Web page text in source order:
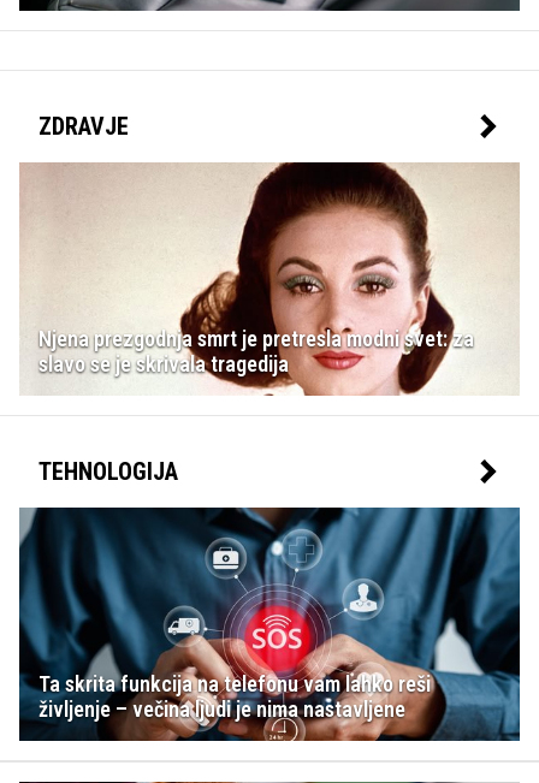
ZDRAVJE
Njena prezgodnja smrt je pretresla modni svet: za
slavo se je skrivala tragedija
TEHNOLOGIJA
Ta skrita funkcija na telefonu vam lahko reši
življenje – večina ljudi je nima nastavljene